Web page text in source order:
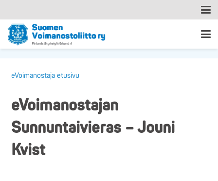
eVoimanostaja etusivu
eVoimanostajan
Sunnuntaivieras – Jouni
Kvist